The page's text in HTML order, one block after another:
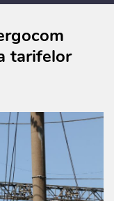
tarifelor